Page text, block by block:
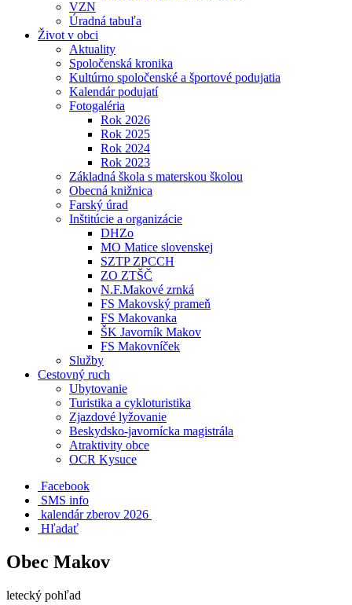
VZN
Úradná tabuľa
Život v obci
Aktuality
Spoločenská kronika
Kultúrno spoločenské a športové podujatia
Kalendár podujatí
Fotogaléria
Rok 2026
Rok 2025
Rok 2024
Rok 2023
Základná škola s materskou školou
Obecná knižnica
Farský úrad
Inštitúcie a organizácie
DHZo
MO Matice slovenskej
SZTP ZPCCH
ZO ZTŠČ
N.F.Makové zrnká
FS Makovský prameň
FS Makovanka
ŠK Javorník Makov
FS Makovníček
Služby
Cestovný ruch
Ubytovanie
Turistika a cykloturistika
Zjazdové lyžovanie
Beskydsko-javornícka magistrála
Atraktivity obce
OCR Kysuce
Facebook
SMS info
​ kalendár zberov 2026
Hľadať
Obec Makov
letecký pohľad